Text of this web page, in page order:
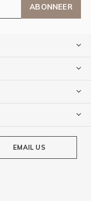
ABONNEER
EMAIL US